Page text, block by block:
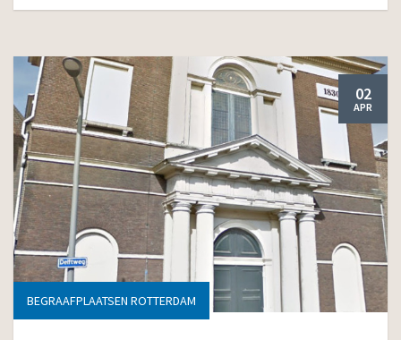
02
APR
BEGRAAFPLAATSEN ROTTERDAM